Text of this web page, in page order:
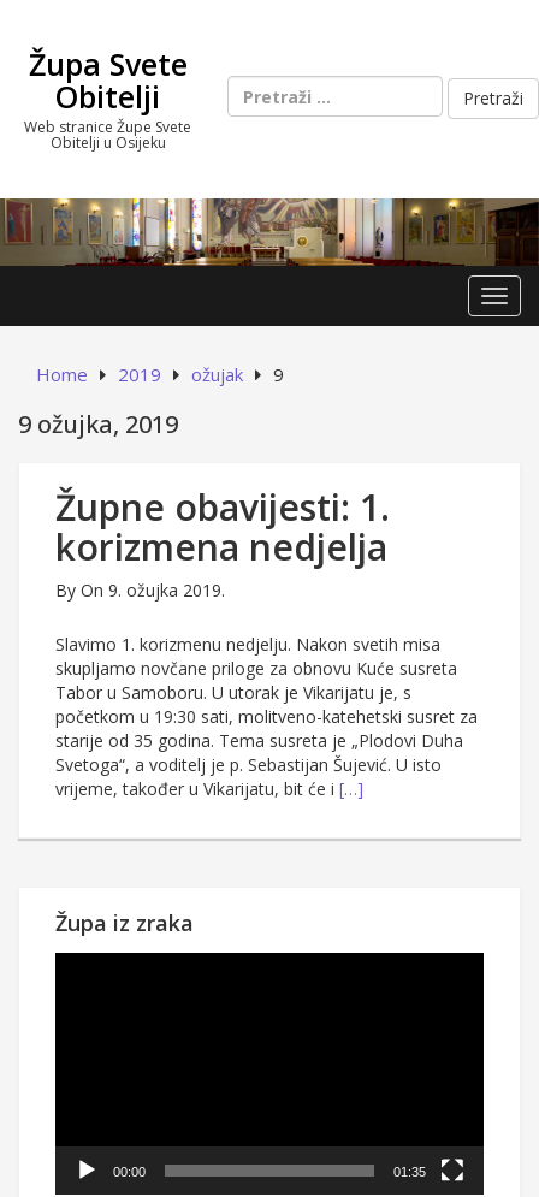
contentŽupa Svete
Obitelji
Web stranice Župe Svete
Obitelji u Osijeku
Pretraži:
Home 2019 ožujak 9
9 ožujka, 2019
Župne obavijesti: 1.
korizmena nedjelja
By On 9. ožujka 2019.
Slavimo 1. korizmenu nedjelju. Nakon svetih misa
skupljamo novčane priloge za obnovu Kuće susreta
Tabor u Samoboru. U utorak je Vikarijatu je, s
početkom u 19:30 sati, molitveno-katehetski susret za
starije od 35 godina. Tema susreta je „Plodovi Duha
Svetoga“, a voditelj je p. Sebastijan Šujević. U isto
vrijeme, također u Vikarijatu, bit će i […]
Župa iz zraka
00:00 01:35